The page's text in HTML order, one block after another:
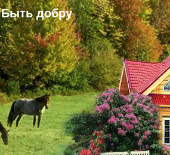
Быть добру